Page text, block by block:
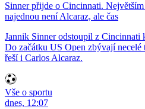
Sinner přijde o Cincinnati.
najednou není Alcaraz, ale čas
Jannik Sinner odstoupil z Cincinnati
Do začátku US Open zbývají
řeší i Carlos Alcaraz.
Vše o sportu
dnes, 12:07